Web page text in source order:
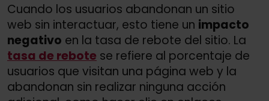
Cuando los usuarios abandonan un sitio
web sin interactuar, esto tiene un impacto
negativo en la tasa de rebote del sitio. La
tasa de rebote se refiere al porcentaje de
usuarios que visitan una página web y la
abandonan sin realizar ninguna acción